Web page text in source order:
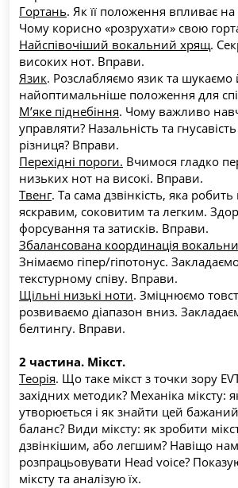
Гортань. Як її положення впливає на
Чому корисно «розрухати» свою
Найспівочіший вокальний хрящ.
високих нот. Вправи.
Язик. Розслабляємо язик та шукаємо
найоптимальніше положення для
М’яке піднебіння. Чому важливо
управляти? Назальність та
різниця? Вправи.
Перехідні пороги. Вчимося гладко
низьких нот на високі. Вправи.
Твенг. Та сама дзвінкість, яка
яскравим, соковитим та легким.
форсування та затисків. Вправи.
Збалансована координація
Знімаємо гіпер/гіпотонус.
текстурному співу. Вправи.
Щільні низькі ноти. Зміцнюємо
розвиваємо діапазон вниз.
белтингу. Вправи.
2 частина. Мікст.
Теорія. Що таке мікст з точки зору
західних методик? Механіка міксту:
утворюється і як знайти цей
баланс? Види міксту: як зробити
дзвінкішим, або легшим? Навіщо нам
розпрацьовувати Head voice?
міксту та аналізую їх.